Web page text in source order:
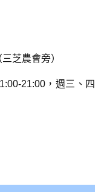
芝農會旁）
21:00，週三、四